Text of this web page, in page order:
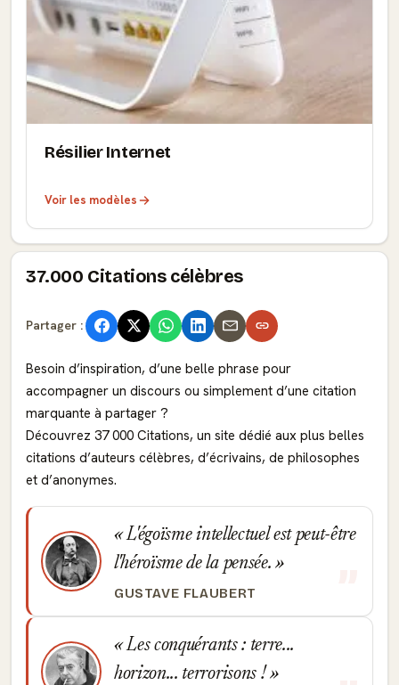
Résilier Internet
Voir les modèles
37.000 Citations célèbres
Partager :
Besoin d’inspiration, d’une belle phrase pour
accompagner un discours ou simplement d’une citation
marquante à partager ?
Découvrez 37 000 Citations, un site dédié aux plus belles
citations d’auteurs célèbres, d’écrivains, de philosophes
et d’anonymes.
L'égoïsme intellectuel est peut-être
l'héroïsme de la pensée.
GUSTAVE FLAUBERT
Les conquérants : terre...
horizon... terrorisons !